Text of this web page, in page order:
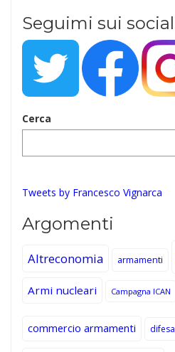
Seguimi sui social
Cerca
Tweets by Francesco Vignarca
Argomenti
Altreconomia armamenti
Armi nucleari Campagna ICAN
commercio armamenti difesa